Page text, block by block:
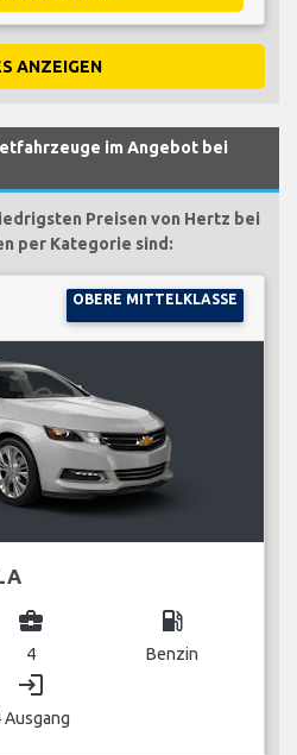
ANZEIGEN
im Angebot bei
Preisen von Hertz bei
per Kategorie sind:
OBERE MITTELKLASSE
business_center
4
local_gas_station
Benzin
login
Ausgang